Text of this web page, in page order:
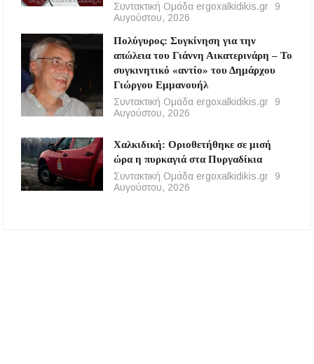
Συντακτική Ομάδα ergoxalkidikis.gr
9
Αυγούστου, 2026
Πολύγυρος: Συγκίνηση για την
απώλεια του Γιάννη Αικατερινάρη – Το
συγκινητικό «αντίο» του Δημάρχου
Γιώργου Εμμανουήλ
Συντακτική Ομάδα ergoxalkidikis.gr
9
Αυγούστου, 2026
Χαλκιδική: Οριοθετήθηκε σε μισή
ώρα η πυρκαγιά στα Πυργαδίκια
Συντακτική Ομάδα ergoxalkidikis.gr
9
Αυγούστου, 2026